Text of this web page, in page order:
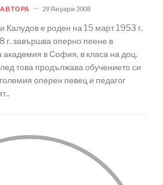
29 Януари 2008
Калудов е роден на 15 март 1953 г.
г. завършва оперно пеене в
академия в София, в класа на доц.
това продължава обучението си
оперен певец и педагог